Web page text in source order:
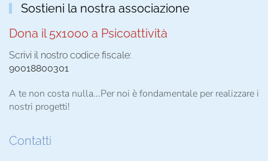
Sostieni la nostra associazione
Dona il 5x1000 a Psicoattività
Scrivi il nostro codice fiscale:
90018800301
A te non costa nulla...Per noi è fondamentale per realizzare i
nostri progetti!
Contatti